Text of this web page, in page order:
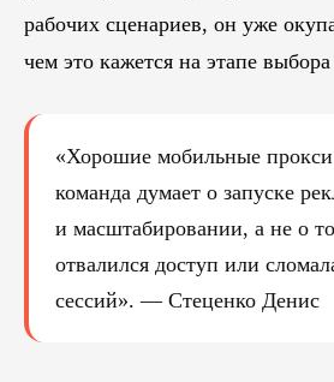
рабочих сценариев, он уже
чем это кажется на этапе
«Хорошие мобильные
команда думает о запуске
и масштабировании, а не о
отвалился доступ или
сессий». — Стеценко Денис